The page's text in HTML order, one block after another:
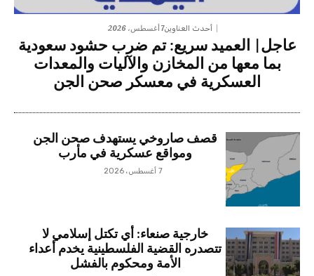
أحدث العناوين7 أغسطس، 2026
عاجل| العميد سريع: تم ضرب حشود سعودية
بما معها من المخازن والآليات والمعدات
العسكرية في معسكر صحن الجن
قصف صاروخي يستهدف صحن الجن
ومواقع عسكرية في مأرب
7 أغسطس، 2026
خارجية صنعاء: أي تكتل إسلامي لا
تتصدره القضية الفلسطينية يخدم أعداء
الأمة ومحكوم بالفشل